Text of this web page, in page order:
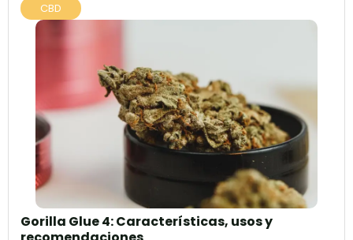
CBD
Gorilla Glue 4: Características, usos y